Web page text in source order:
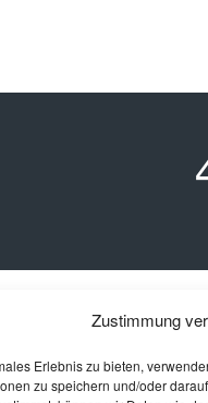
Zustimmung
Erlebnis zu bieten,
zu speichern und/oder